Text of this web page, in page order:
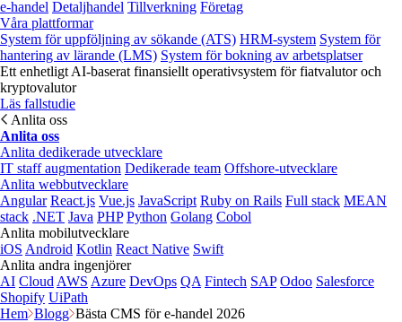
e‑handel Detaljhandel Tillverkning Företag
Våra plattformar
System för uppföljning av sökande (ATS) HRM-system System för
hantering av lärande (LMS) System för bokning av arbetsplatser
Ett enhetligt AI-baserat finansiellt operativsystem för fiatvalutor och
kryptovalutor
Läs fallstudie
Anlita oss
Anlita oss
Anlita dedikerade utvecklare
IT staff augmentation Dedikerade team Offshore-utvecklare
Anlita webbutvecklare
Angular React.js Vue.js JavaScript Ruby on Rails Full stack MEAN
stack .NET Java PHP Python Golang Cobol
Anlita mobilutvecklare
iOS Android Kotlin React Native Swift
Anlita andra ingenjörer
AI Cloud AWS Azure DevOps QA Fintech SAP Odoo Salesforce
Shopify UiPath
Hem Blogg Bästa CMS för e-handel 2026